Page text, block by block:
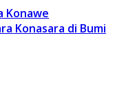
Konawe
Konasara di Bumi